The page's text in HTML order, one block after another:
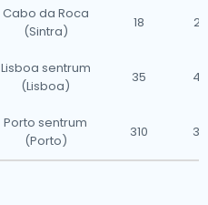
Cabo da Roca
(Sintra)
18
Lisboa sentrum
(Lisboa)
35
Porto sentrum
(Porto)
310 3